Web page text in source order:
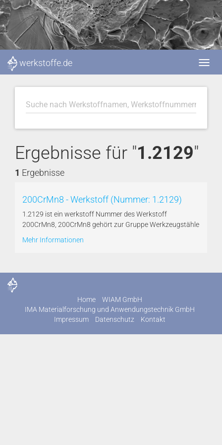
werkstoffe.de
Ergebnisse für "1.2129"
1 Ergebnisse
200CrMn8 - Werkstoff (Nummer: 1.2129)
1.2129 ist ein werkstoff Nummer des Werkstoff
200CrMn8, 200CrMn8 gehört zur Gruppe Werkzeugstähle
Mehr Informationen
Home
WIAM GmbH
IMA Materialforschung und Anwendungstechnik GmbH
Impressum
Datenschutz Kontakt